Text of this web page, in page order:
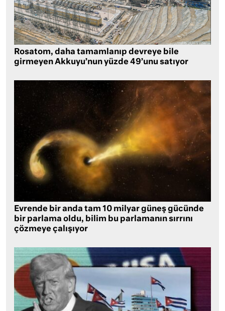
Rosatom, daha tamamlanıp devreye bile
girmeyen Akkuyu’nun yüzde 49’unu satıyor
Evrende bir anda tam 10 milyar güneş gücünde
bir parlama oldu, bilim bu parlamanın sırrını
çözmeye çalışıyor